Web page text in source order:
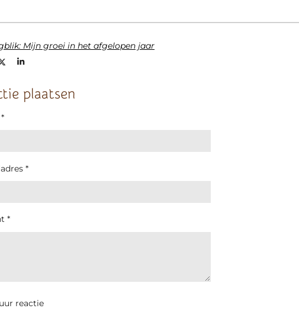
Mijn groei in het afgelopen jaar
D
l
S
plaatsen
*
*
reactie